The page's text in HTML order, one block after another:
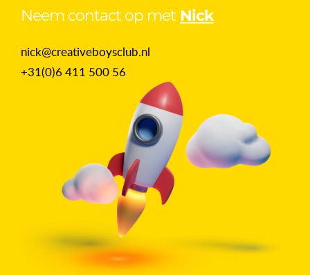
Neem contact op met Nick
nick@creativeboysclub.nl
+31(0)6 411 500 56